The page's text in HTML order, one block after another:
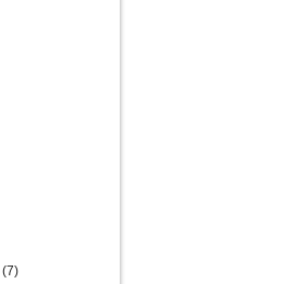
(7)